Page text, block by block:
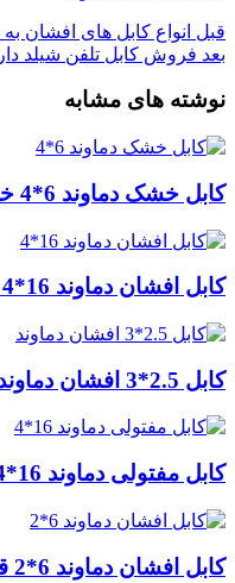
قبل انواع کابل های افشان
بعد فروش کابل تلفن شیلد دار
نوشته های مشابه
کابل خشک دماوند 6*4 خرید عمده
کابل افشان دماوند 16*4 قیمت کارخانه
کابل 2.5*3 افشان دماوند قیمت فروش
کابل مفتولی دماوند 16*4 خرید عمده
کابل افشان دماوند 6*2 قیمت عمده